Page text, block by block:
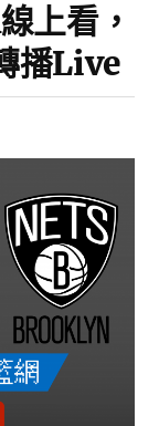
上看，
播Live